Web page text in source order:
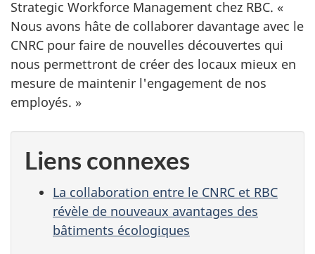
Strategic Workforce Management chez RBC. «
Nous avons hâte de collaborer davantage avec le
CNRC pour faire de nouvelles découvertes qui
nous permettront de créer des locaux mieux en
mesure de maintenir l'engagement de nos
employés. »
Liens connexes
La collaboration entre le CNRC et RBC
révèle de nouveaux avantages des
bâtiments écologiques